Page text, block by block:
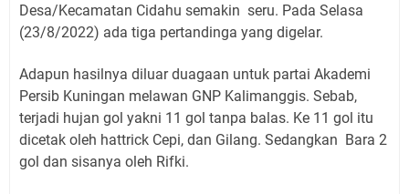
Desa/Kecamatan Cidahu semakin seru. Pada Selasa
(23/8/2022) ada tiga pertandinga yang digelar.
Adapun hasilnya diluar duagaan untuk partai Akademi
Persib Kuningan melawan GNP Kalimanggis. Sebab,
terjadi hujan gol yakni 11 gol tanpa balas. Ke 11 gol itu
dicetak oleh hattrick Cepi, dan Gilang. Sedangkan Bara 2
gol dan sisanya oleh Rifki.